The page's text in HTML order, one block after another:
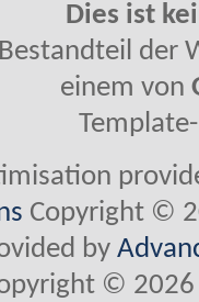
Dies ist
der
einem von
Copyright ©
by
© 2026